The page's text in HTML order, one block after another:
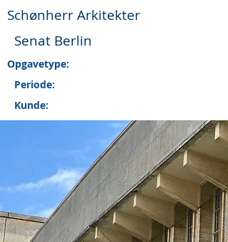
Schønherr Arkitekter
Senat Berlin
Opgavetype:
Periode:
Kunde: